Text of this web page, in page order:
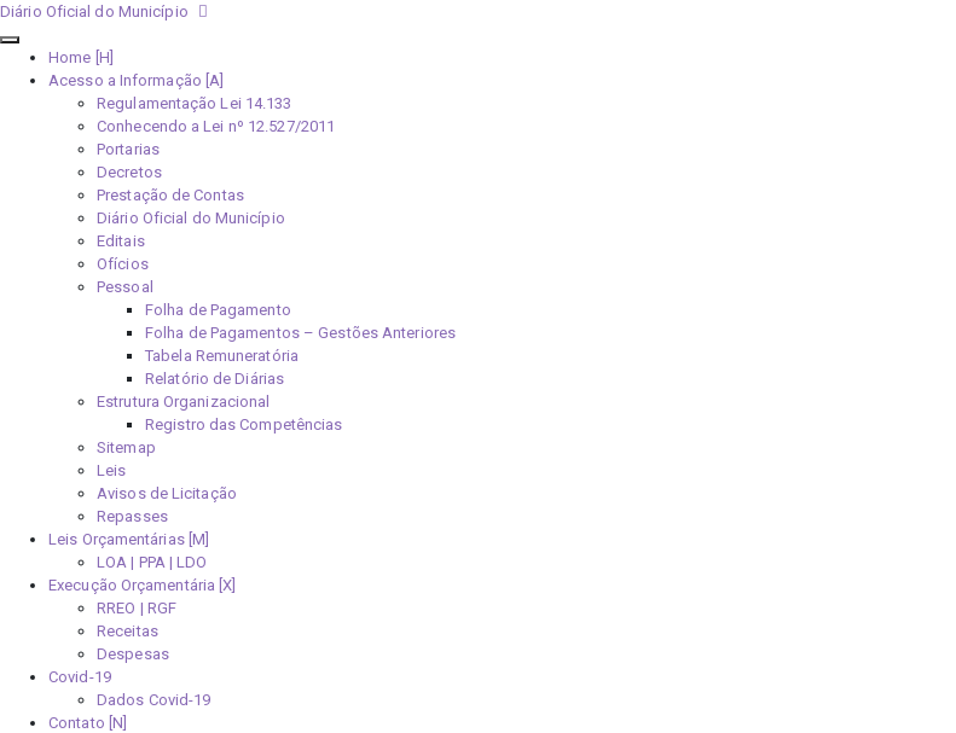
Diário Oficial do Município
Home [H]
Acesso a Informação [A]
Regulamentação Lei 14.133
Conhecendo a Lei nº 12.527/2011
Portarias
Decretos
Prestação de Contas
Diário Oficial do Município
Editais
Ofícios
Pessoal
Folha de Pagamento
Folha de Pagamentos – Gestões Anteriores
Tabela Remuneratória
Relatório de Diárias
Estrutura Organizacional
Registro das Competências
Sitemap
Leis
Avisos de Licitação
Repasses
Leis Orçamentárias [M]
LOA | PPA | LDO
Execução Orçamentária [X]
RREO | RGF
Receitas
Despesas
Covid-19
Dados Covid-19
Contato [N]